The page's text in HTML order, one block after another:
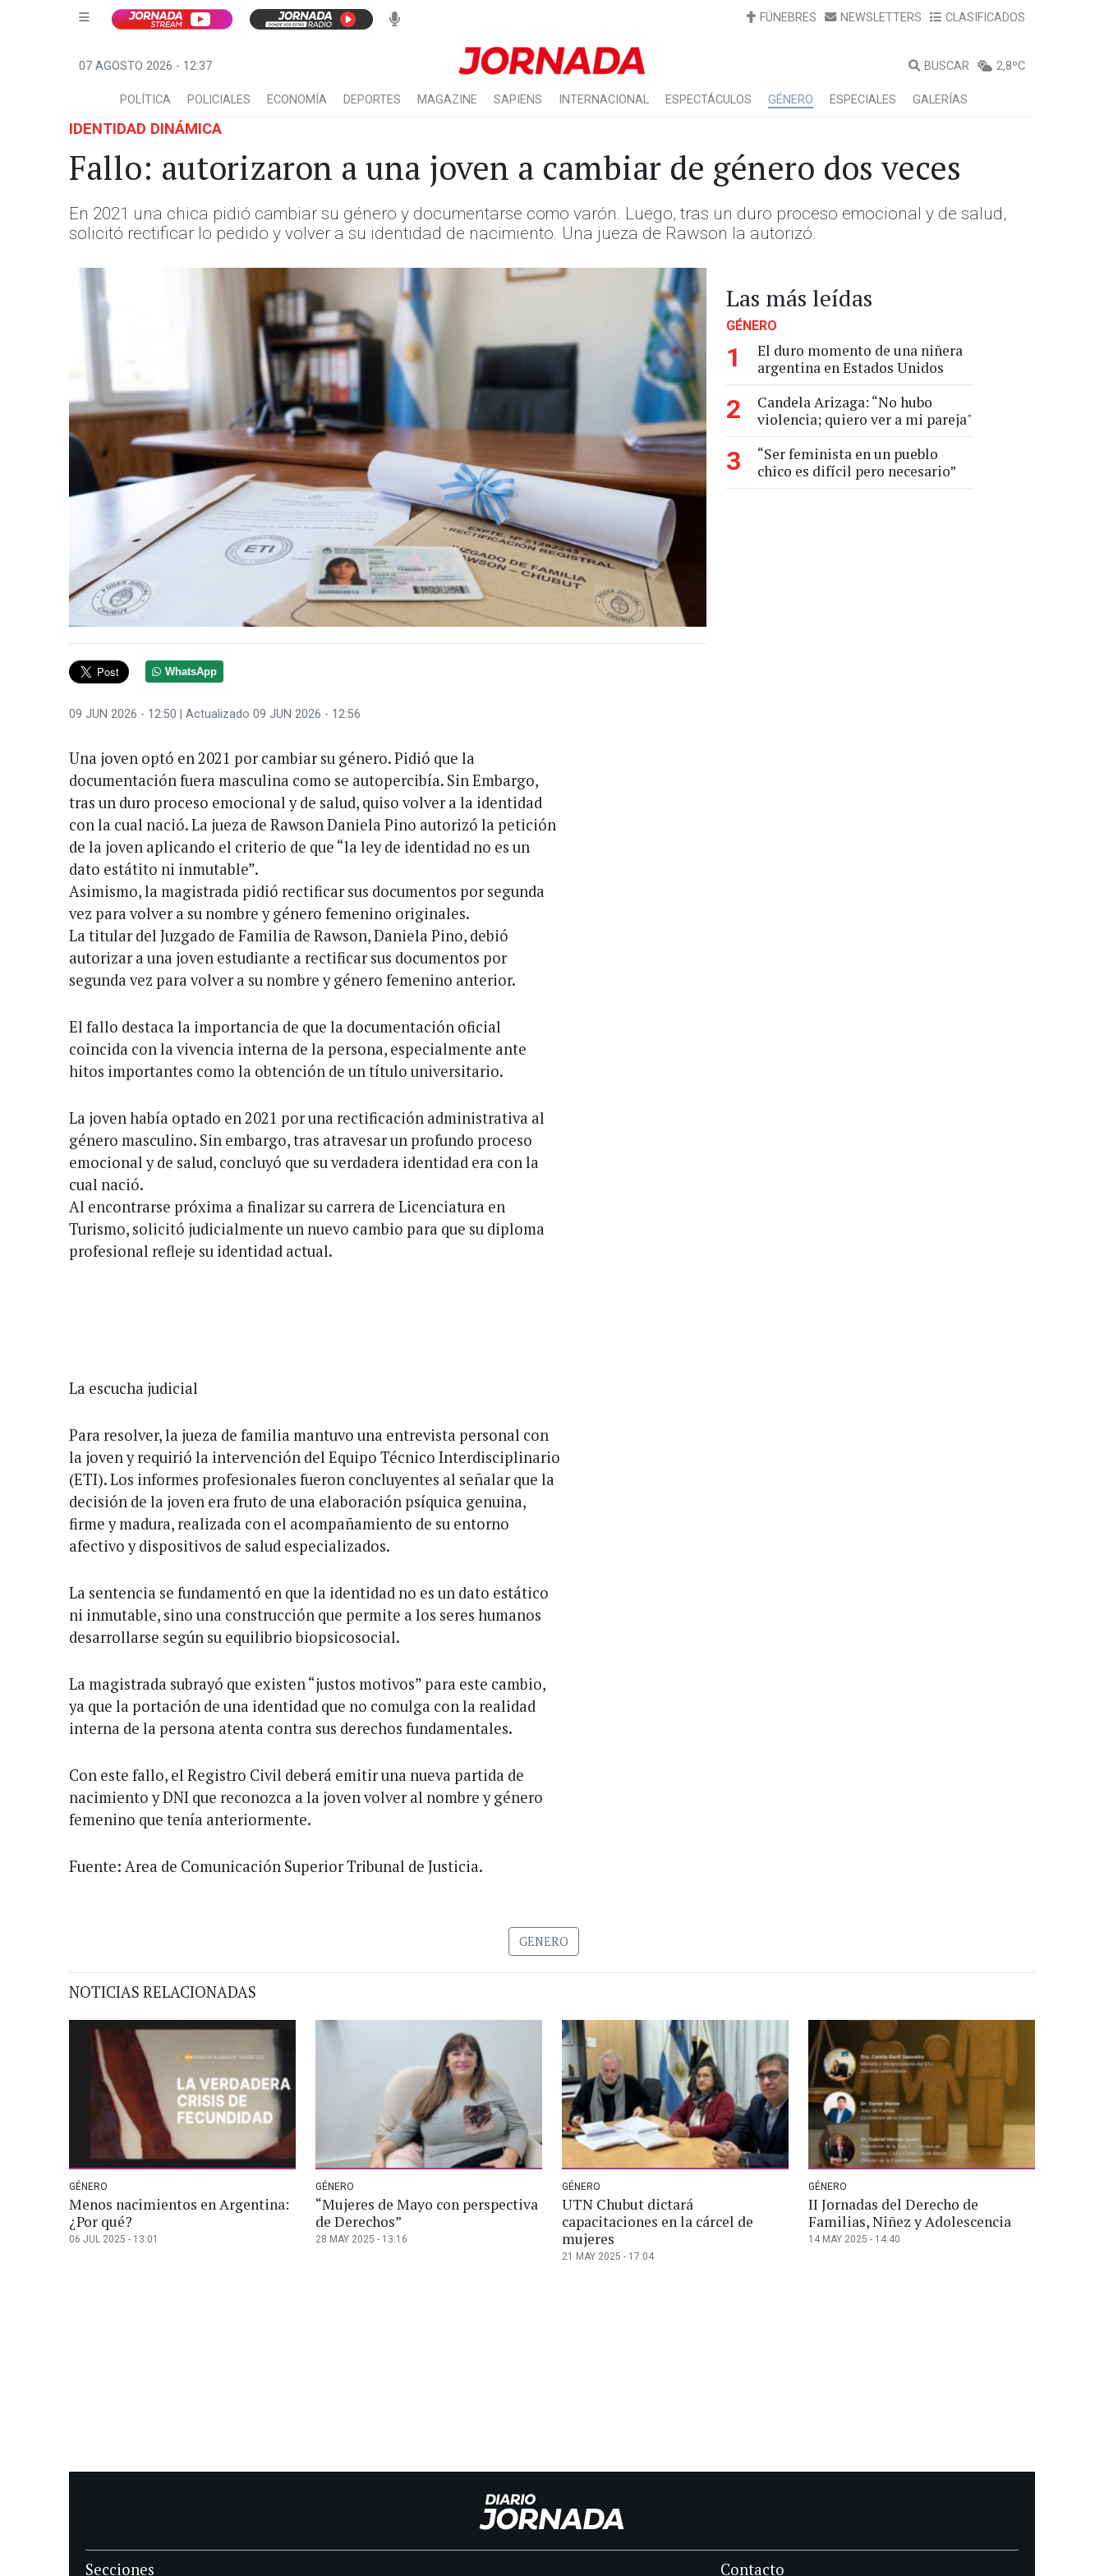
FÚNEBRES NEWSLETTERS CLASIFICADOS
07 AGOSTO 2026 - 12:37 BUSCAR 2,8ºC
POLÍTICA POLICIALES ECONOMÍA DEPORTES MAGAZINE SAPIENS INTERNACIONAL ESPECTÁCULOS GÉNERO ESPECIALES GALERÍAS
IDENTIDAD DINÁMICA
Fallo: autorizaron a una joven a cambiar de género dos veces
En 2021 una chica pidió cambiar su género y documentarse como varón. Luego, tras un duro proceso emocional y de salud,
solicitó rectificar lo pedido y volver a su identidad de nacimiento. Una jueza de Rawson la autorizó.
WhatsApp
09 JUN 2026 - 12:50 | Actualizado 09 JUN 2026 - 12:56
Una joven optó en 2021 por cambiar su género. Pidió que la
documentación fuera masculina como se autopercibía. Sin Embargo,
tras un duro proceso emocional y de salud, quiso volver a la identidad
con la cual nació. La jueza de Rawson Daniela Pino autorizó la petición
de la joven aplicando el criterio de que “la ley de identidad no es un
dato estátito ni inmutable”.
Asimismo, la magistrada pidió rectificar sus documentos por segunda
vez para volver a su nombre y género femenino originales.
La titular del Juzgado de Familia de Rawson, Daniela Pino, debió
autorizar a una joven estudiante a rectificar sus documentos por
segunda vez para volver a su nombre y género femenino anterior.
El fallo destaca la importancia de que la documentación oficial
coincida con la vivencia interna de la persona, especialmente ante
hitos importantes como la obtención de un título universitario.
La joven había optado en 2021 por una rectificación administrativa al
género masculino. Sin embargo, tras atravesar un profundo proceso
emocional y de salud, concluyó que su verdadera identidad era con la
cual nació.
Al encontrarse próxima a finalizar su carrera de Licenciatura en
Turismo, solicitó judicialmente un nuevo cambio para que su diploma
profesional refleje su identidad actual.
La escucha judicial
Para resolver, la jueza de familia mantuvo una entrevista personal con
la joven y requirió la intervención del Equipo Técnico Interdisciplinario
(ETI). Los informes profesionales fueron concluyentes al señalar que la
decisión de la joven era fruto de una elaboración psíquica genuina,
firme y madura, realizada con el acompañamiento de su entorno
afectivo y dispositivos de salud especializados.
La sentencia se fundamentó en que la identidad no es un dato estático
ni inmutable, sino una construcción que permite a los seres humanos
desarrollarse según su equilibrio biopsicosocial.
La magistrada subrayó que existen “justos motivos” para este cambio,
ya que la portación de una identidad que no comulga con la realidad
interna de la persona atenta contra sus derechos fundamentales.
Con este fallo, el Registro Civil deberá emitir una nueva partida de
nacimiento y DNI que reconozca a la joven volver al nombre y género
femenino que tenía anteriormente.
Fuente: Area de Comunicación Superior Tribunal de Justicia.
Las más leídas
GÉNERO
1
El duro momento de una niñera
argentina en Estados Unidos
2
Candela Arizaga: “No hubo
violencia; quiero ver a mi pareja"
3
“Ser feminista en un pueblo
chico es difícil pero necesario”
GENERO
NOTICIAS RELACIONADAS
GÉNERO
Menos nacimientos en Argentina:
¿Por qué?
06 JUL 2025 - 13:01
GÉNERO
“Mujeres de Mayo con perspectiva
de Derechos”
28 MAY 2025 - 13:16
GÉNERO
UTN Chubut dictará
capacitaciones en la cárcel de
mujeres
21 MAY 2025 - 17:04
GÉNERO
II Jornadas del Derecho de
Familias, Niñez y Adolescencia
14 MAY 2025 - 14:40
Secciones Contacto